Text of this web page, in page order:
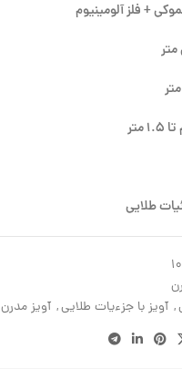
+ فلز آلومینیوم
طلایی
, آویز با جزءیات طلایی, آویز مدرن